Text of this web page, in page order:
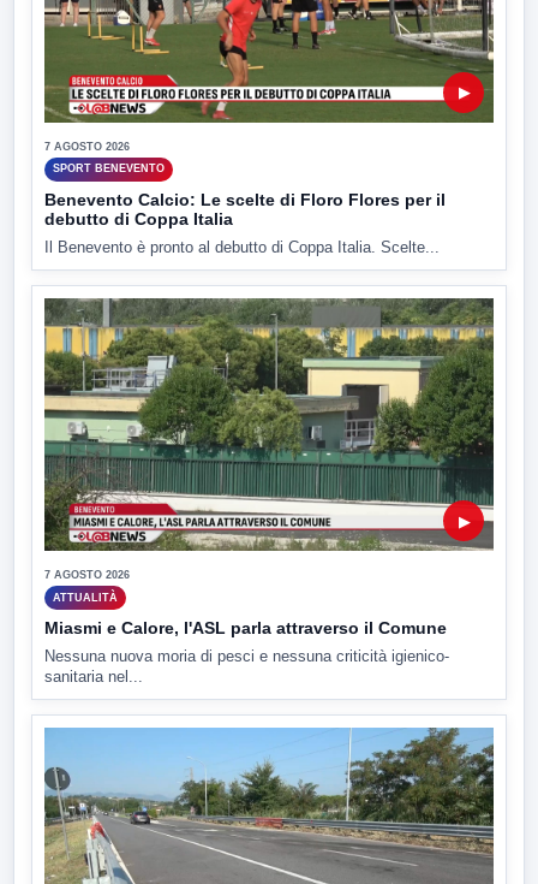
▶
7 AGOSTO 2026
SPORT BENEVENTO
Benevento Calcio: Le scelte di Floro Flores per il
debutto di Coppa Italia
Il Benevento è pronto al debutto di Coppa Italia. Scelte...
▶
7 AGOSTO 2026
ATTUALITÀ
Miasmi e Calore, l'ASL parla attraverso il Comune
Nessuna nuova moria di pesci e nessuna criticità igienico-
sanitaria nel...